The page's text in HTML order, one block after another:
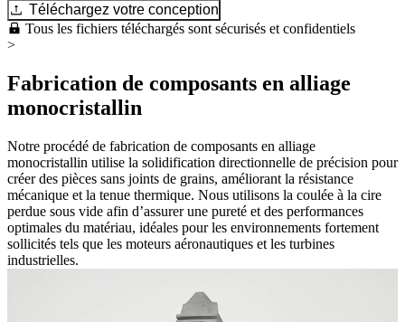
Téléchargez votre conception
Tous les fichiers téléchargés sont sécurisés et confidentiels
>
Fabrication de composants en alliage
monocristallin
Notre procédé de fabrication de composants en alliage
monocristallin utilise la solidification directionnelle de précision pour
créer des pièces sans joints de grains, améliorant la résistance
mécanique et la tenue thermique. Nous utilisons la coulée à la cire
perdue sous vide afin d’assurer une pureté et des performances
optimales du matériau, idéales pour les environnements fortement
sollicités tels que les moteurs aéronautiques et les turbines
industrielles.